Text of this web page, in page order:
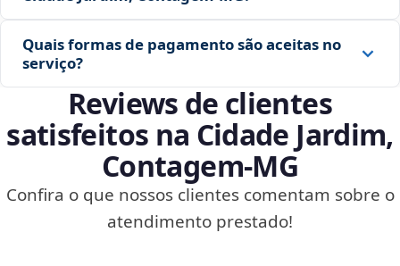
Quais formas de pagamento são aceitas no
serviço?
Reviews de clientes
satisfeitos na Cidade Jardim,
Contagem‑MG
Confira o que nossos clientes comentam sobre o
atendimento prestado!